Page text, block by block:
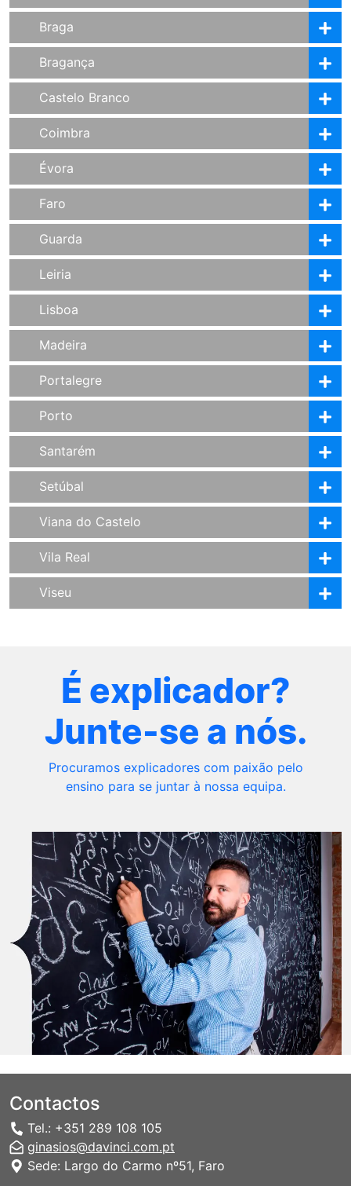
Braga
Bragança
Castelo Branco
Coimbra
Évora
Faro
Guarda
Leiria
Lisboa
Madeira
Portalegre
Porto
Santarém
Setúbal
Viana do Castelo
Vila Real
Viseu
É explicador?
Junte-se a nós.
Procuramos explicadores com paixão pelo
ensino para se juntar à nossa equipa.
Contactos
Tel.: +351 289 108 105
ginasios@davinci.com.pt
Sede: Largo do Carmo nº51, Faro